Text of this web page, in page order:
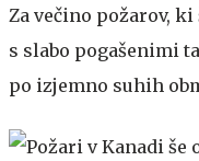
Za večino požarov,
s slabo pogašenimi
po izjemno suhih